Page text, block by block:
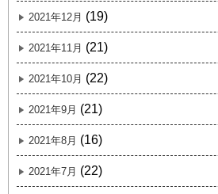
2021年12月 (19)
2021年11月 (21)
2021年10月 (22)
2021年9月 (21)
2021年8月 (16)
2021年7月 (22)